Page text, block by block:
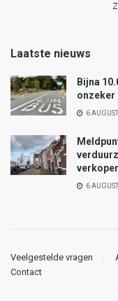
Laatste nieuws
Bijna
onzeker
6
6
Veelgestelde vragen
Contact